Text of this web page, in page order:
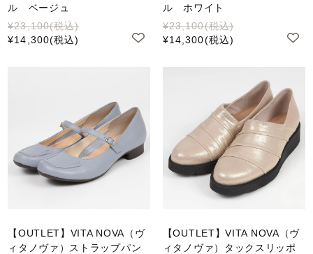
ル ベージュ
¥23,100(税込)
¥14,300(税込)
ル ホワイト
¥23,100(税込)
¥14,300(税込)
【OUTLET】VITA NOVA（ヴ
ィタノヴァ）ストラップパン
【OUTLET】VITA NOVA（ヴ
ィタノヴァ）タックスリッポ